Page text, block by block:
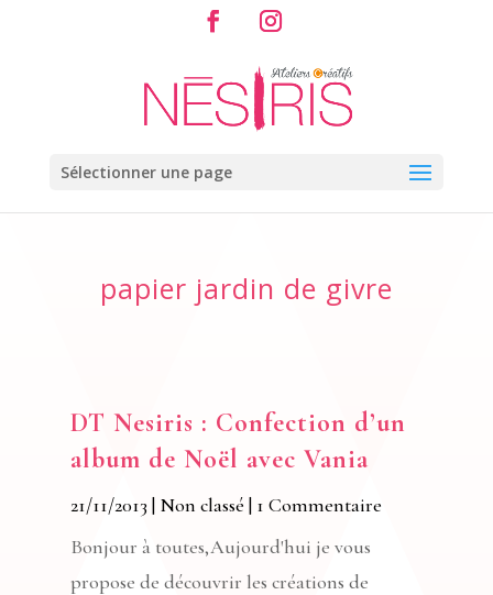
Sélectionner une page
papier jardin de givre
DT Nesiris : Confection d’un
album de Noël avec Vania
21/11/2013 | Non classé | 1 Commentaire
Bonjour à toutes,Aujourd'hui je vous
propose de découvrir les créations de